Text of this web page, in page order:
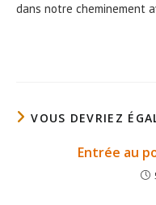
dans notre cheminement
VOUS DEVRIEZ
Entrée au